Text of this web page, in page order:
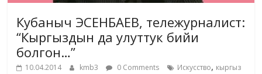
Кубаныч ЭСЕНБАЕВ, тележурналист:
“Кыргыздын да улуттук бийи
болгон…”
10.04.2014 kmb3 0 Comments Искусство, кыргыз